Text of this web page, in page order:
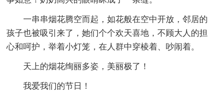
一串串烟花腾空而起，如花般在空中开放，邻居的
孩子也被吸引来了，她们个个欢天喜地，不顾大人的担
心和呵护，举着小灯笼，在人群中穿棱着、吵闹着。
天上的烟花绚丽多姿，美丽极了！
我爱我们的节日！